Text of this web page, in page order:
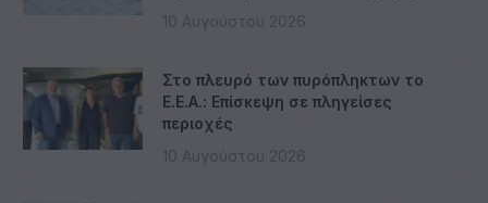
10 Αυγούστου 2026
Στο πλευρό των πυρόπληκτων το
Ε.Ε.Α.: Επίσκεψη σε πληγείσες
περιοχές
10 Αυγούστου 2026